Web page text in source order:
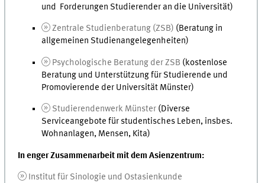
und Forderungen Studierender an die Universität)
Zentrale Studienberatung (ZSB) (Beratung in
allgemeinen Studienangelegenheiten)
Psychologische Beratung der ZSB (kostenlose
Beratung und Unterstützung für Studierende und
Promovierende der Universität Münster)
Studierendenwerk Münster (Diverse
Serviceangebote für studentisches Leben, insbes.
Wohnanlagen, Mensen, Kita)
In enger Zusammenarbeit mit dem Asienzentrum:
Institut für Sinologie und Ostasienkunde